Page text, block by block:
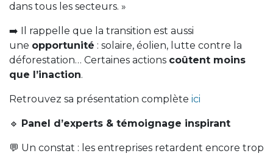
dans tous les secteurs. »
➡️ Il rappelle que la transition est aussi
une opportunité : solaire, éolien, lutte contre la
déforestation… Certaines actions coûtent moins
que l’inaction.
Retrouvez sa présentation complète ici
🔹 Panel d’experts & témoignage inspirant
💬 Un constat : les entreprises retardent encore trop